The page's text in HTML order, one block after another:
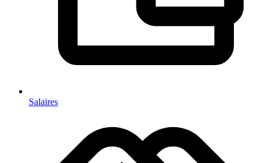
Salaires